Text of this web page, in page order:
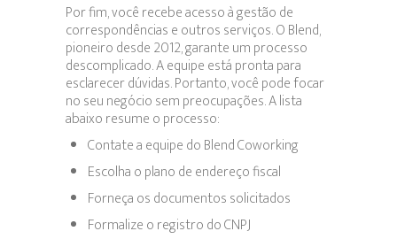
Por fim, você recebe acesso à gestão de
correspondências e outros serviços. O Blend,
pioneiro desde 2012, garante um processo
descomplicado. A equipe está pronta para
esclarecer dúvidas. Portanto, você pode focar
no seu negócio sem preocupações. A lista
abaixo resume o processo:
Contate a equipe do Blend Coworking
Escolha o plano de endereço fiscal
Forneça os documentos solicitados
Formalize o registro do CNPJ